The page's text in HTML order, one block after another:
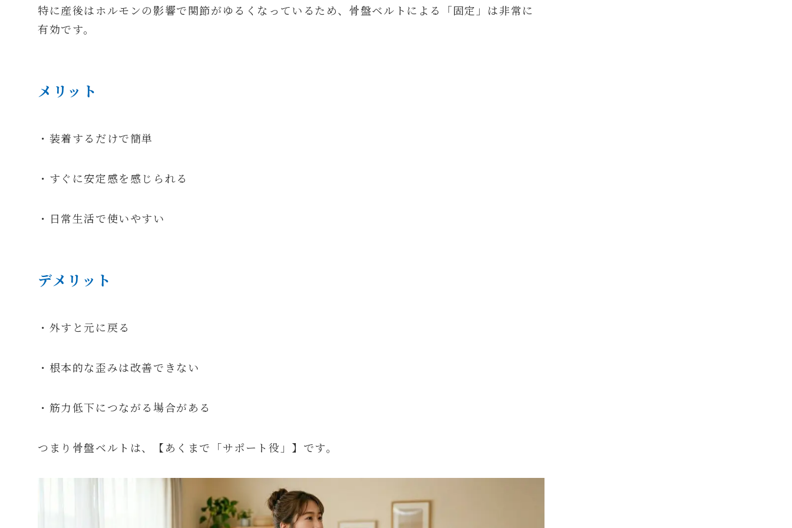
特に産後はホルモンの影響で関節がゆるくなっているため、骨盤ベルトによる「固定」は非常に
有効です。
メリット
・装着するだけで簡単
・すぐに安定感を感じられる
・日常生活で使いやすい
デメリット
・外すと元に戻る
・根本的な歪みは改善できない
・筋力低下につながる場合がある
つまり骨盤ベルトは、【あくまで「サポート役」】です。